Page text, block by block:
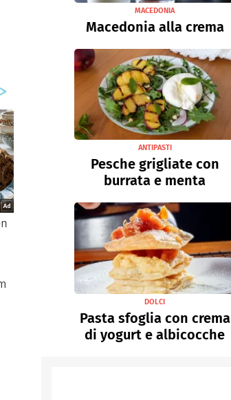
MACEDONIA
Macedonia alla crema
ANTIPASTI
Pesche grigliate con
burrata e menta
DOLCI
Pasta sfoglia con crema
di yogurt e albicocche